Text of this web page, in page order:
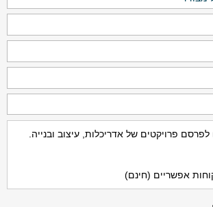
פרויקטים של אדריכלות, עיצוב ובנייה.
אפשריים (חינם)